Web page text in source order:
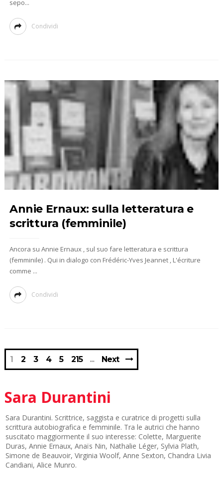
sepo...
Condividi
Annie Ernaux: sulla letteratura e
scrittura (femminile)
Ancora su Annie Ernaux , sul suo fare letteratura e scrittura
(femminile) . Qui in dialogo con Frédéric-Yves Jeannet , L'écriture
comme ...
Condividi
1 2 3 4 5 215 Next
Sara Durantini
Sara Durantini. Scrittrice, saggista e curatrice di progetti sulla
scrittura autobiografica e femminile. Tra le autrici che hanno
suscitato maggiormente il suo interesse: Colette, Marguerite
Duras, Annie Ernaux, Anaïs Nin, Nathalie Léger, Sylvia Plath,
Simone de Beauvoir, Virginia Woolf, Anne Sexton, Chandra Livia
Candiani, Alice Munro.